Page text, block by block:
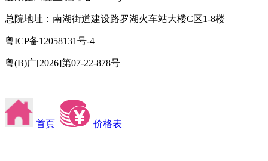
总院地址：南湖街道建设路罗湖火车站大楼C区1-8楼
粤ICP备12058131号-4
粤(B)广[2026]第07-22-878号
首頁 价格表